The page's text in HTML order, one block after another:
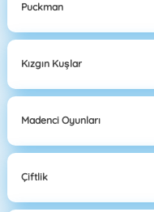
Puckman
Kızgın Kuşlar
Madenci Oyunları
Çiftlik